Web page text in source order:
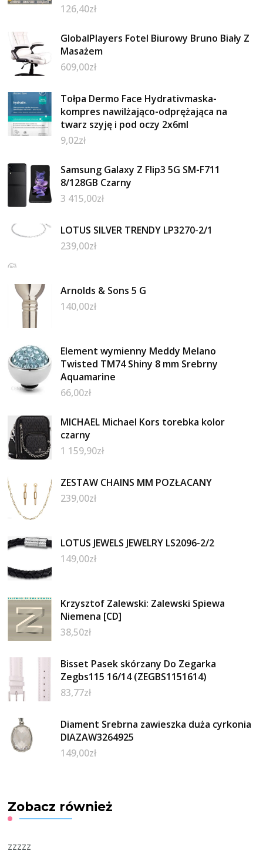
126,40zł
GlobalPlayers Fotel Biurowy Bruno Biały Z
Masażem
609,00zł
Tołpa Dermo Face Hydrativmaska-
kompres nawilżająco-odprężająca na
twarz szyję i pod oczy 2x6ml
9,02zł
Samsung Galaxy Z Flip3 5G SM-F711
8/128GB Czarny
3 415,00zł
LOTUS SILVER TRENDY LP3270-2/1
239,00zł
Arnolds & Sons 5 G
140,00zł
Element wymienny Meddy Melano
Twisted TM74 Shiny 8 mm Srebrny
Aquamarine
66,00zł
MICHAEL Michael Kors torebka kolor
czarny
1 159,90zł
ZESTAW CHAINS MM POZŁACANY
239,00zł
LOTUS JEWELS JEWELRY LS2096-2/2
149,00zł
Krzysztof Zalewski: Zalewski Spiewa
Niemena [CD]
38,50zł
Bisset Pasek skórzany Do Zegarka
Zegbs115 16/14 (ZEGBS1151614)
83,77zł
Diament Srebrna zawieszka duża cyrkonia
DIAZAW3264925
149,00zł
Zobacz również
zzzzz